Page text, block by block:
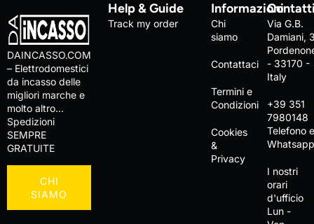
DAINCASSO.COM
– Elettrodomestici
da incasso delle
migliori marche e
molto altro…
Spedizioni
SEMPRE
GRATUITE
CHI
SIAMO
Help & Guide
Track my order
Informazioni
Chi
siamo
Contattaci
Termini e
Condizioni
Cookies
&
Privacy
Via G.B.
Damiani,
- 33170 -
Italy
+39 351
7980148
Telefono
I nostri
orari
d'ufficio
Lun -